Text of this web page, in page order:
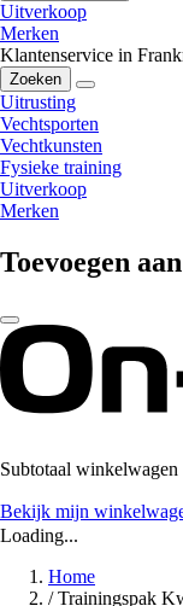
Uitverkoop
Merken
Klantenservice in
Zoeken
Uitrusting
Vechtsporten
Vechtkunsten
Fysieke training
Uitverkoop
Merken
Toevoegen
Subtotaal winkelwagen
Bekijk mijn
Loading...
Home
/ Trainingspak